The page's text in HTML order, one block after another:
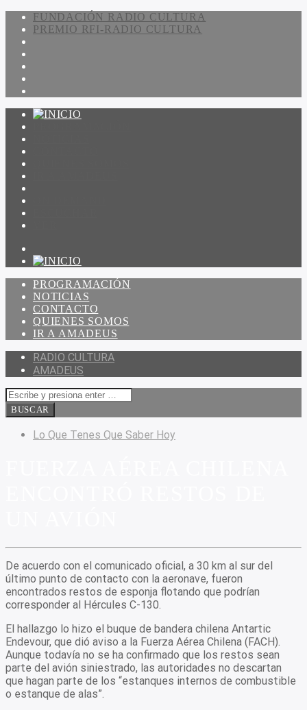
FUNDACIÓN RADIO CULTURA
PREMIO RFI-RADIO CULTURA
PROGRAMACIÓN
NOTICIAS
CONTACTO
QUIENES SOMOS
IR A AMADEUS
RADIO CULTURA
AMADEUS
Lo Que Tenes Que Saber Hoy
De acuerdo con el comunicado oficial, a 30 km al sur del
último punto de contacto con la aeronave, fueron
encontrados restos de esponja flotando que podrían
corresponder al Hércules C-130.
El hallazgo lo hizo el buque de bandera chilena Antartic
Endevour, que dió aviso a la Fuerza Aérea Chilena (FACH).
Aunque todavía no se ha confirmado que los restos sean
parte del avión siniestrado, las autoridades no descartan
que hagan parte de los “estanques internos de combustible
o estanque de alas”.